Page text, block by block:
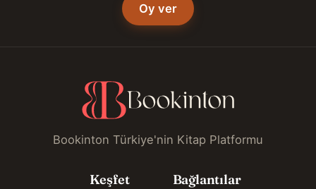
Oy ver
Bookinton Türkiye'nin Kitap Platformu
Keşfet Bağlantılar